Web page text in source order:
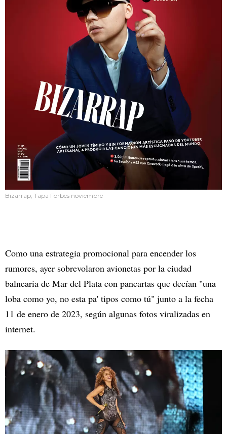
Bizarrap, Tapa Forbes noviembre
Como una estrategia promocional para encender los
rumores, ayer sobrevolaron avionetas por la ciudad
balnearia de Mar del Plata con pancartas que decían "una
loba como yo, no esta pa' tipos como tú" junto a la fecha
11 de enero de 2023, según algunas fotos viralizadas en
internet.